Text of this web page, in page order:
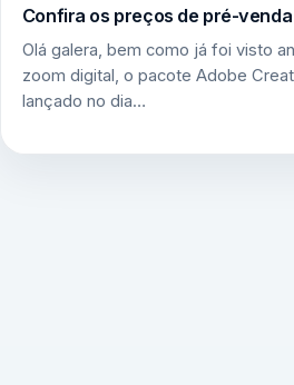
Confira os preços de pré-
Olá galera, bem como já foi visto
zoom digital, o pacote Adobe
lançado no dia…